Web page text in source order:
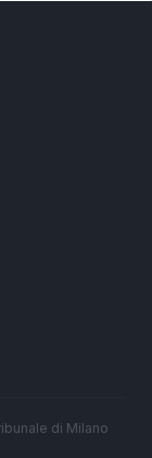
di Milano